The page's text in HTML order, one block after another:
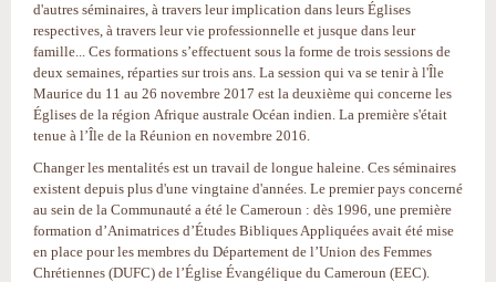
d'autres séminaires, à travers leur implication dans leurs Églises
respectives, à travers leur vie professionnelle et jusque dans leur
famille... Ces formations s’effectuent sous la forme de trois sessions de
deux semaines, réparties sur trois ans. La session qui va se tenir à l'Île
Maurice du 11 au 26 novembre 2017 est la deuxième qui concerne les
Églises de la région Afrique australe Océan indien. La première s'était
tenue à l’Île de la Réunion en novembre 2016.
Changer les mentalités est un travail de longue haleine. Ces séminaires
existent depuis plus d'une vingtaine d'années. Le premier pays concerné
au sein de la Communauté a été le Cameroun : dès 1996, une première
formation d’Animatrices d’Études Bibliques Appliquées avait été mise
en place pour les membres du Département de l’Union des Femmes
Chrétiennes (DUFC) de l’Église Évangélique du Cameroun (EEC).